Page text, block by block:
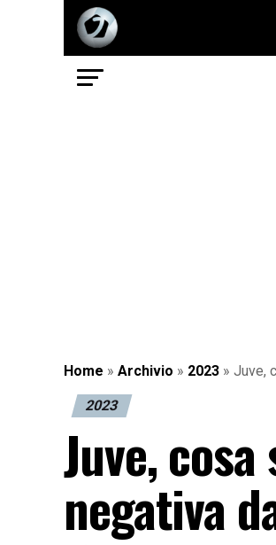
Home » Archivio » 2023 » Juve,
2023
Juve,
negativa